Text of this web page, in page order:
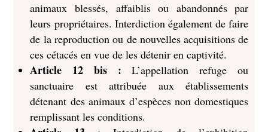
animaux blessés, affaiblis ou abandonnés par
leurs propriétaires. Interdiction également de faire
de la reproduction ou de nouvelles acquisitions de
ces cétacés en vue de les détenir en captivité.
Article 12 bis :L’appellation refuge ou
sanctuaire est attribuée aux établissements
détenant des animaux d’espèces non domestiques
remplissant les conditions.